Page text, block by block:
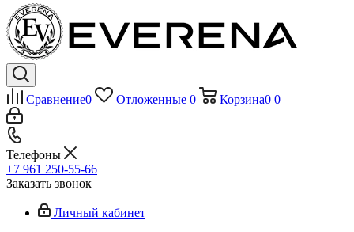
Сравнение0 Отложенные 0 Корзина0 0
Телефоны
+7 961 250-55-66
Заказать звонок
Личный кабинет